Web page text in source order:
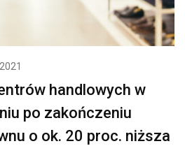
handlowych w
po zakończeniu
o ok. 20 proc. niższa